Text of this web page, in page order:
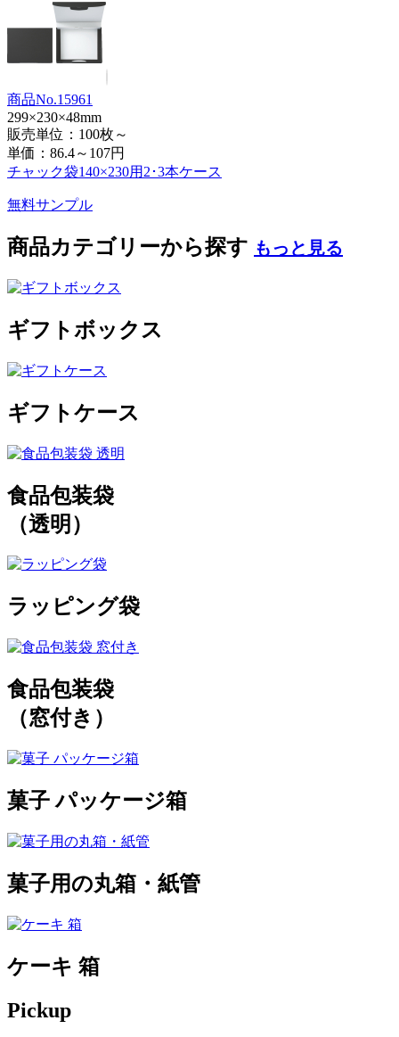
商品No.15961
299×230×48mm
販売単位：100枚～
単価： 86.4～107円
チャック袋140×230用2･3本ケース
無料サンプル
商品カテゴリーから探す もっと見る
ギフトボックス
ギフトケース
食品包装袋
（透明）
ラッピング袋
食品包装袋
（窓付き）
菓子 パッケージ箱
菓子用の丸箱・紙管
ケーキ 箱
Pickup